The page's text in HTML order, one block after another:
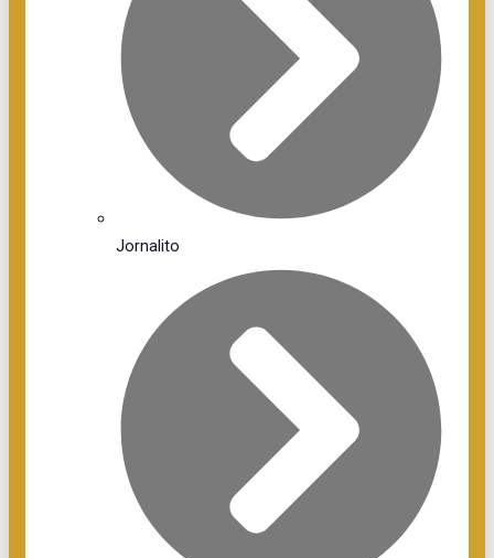
Jornalito